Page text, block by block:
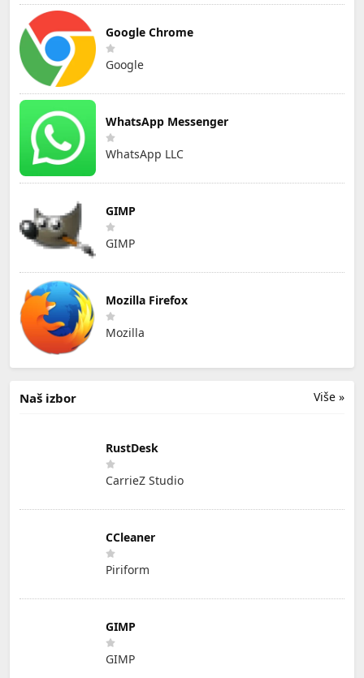
Google Chrome
Google
WhatsApp Messenger
WhatsApp LLC
GIMP
GIMP
Mozilla Firefox
Mozilla
Više »
Naš izbor
RustDesk
CarrieZ Studio
CCleaner
Piriform
GIMP
GIMP